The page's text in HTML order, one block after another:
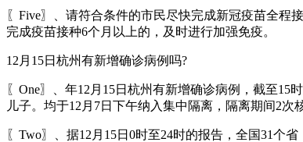
〖Five〗、请符合条件的市民尽快完成新冠疫苗全程
完成疫苗接种6个月以上的，及时进行加强免疫。
12月15日杭州有新增确诊病例吗?
〖One〗、年12月15日杭州有新增确诊病例，截至
儿子。均于12月7日下午纳入集中隔离，隔离期间2次
〖Two〗、据12月15日0时至24时的报告，全国31个